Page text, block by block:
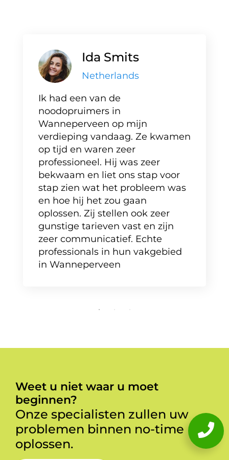
Ida Smits
Netherlands
Ik had een van de
noodopruimers in
Wanneperveen op mijn
verdieping vandaag. Ze kwamen
op tijd en waren zeer
professioneel. Hij was zeer
bekwaam en liet ons stap voor
stap zien wat het probleem was
en hoe hij het zou gaan
oplossen. Zij stellen ook zeer
gunstige tarieven vast en zijn
zeer communicatief. Echte
professionals in hun vakgebied
in Wanneperveen
Weet u niet waar u moet
beginnen?
Onze specialisten zullen uw
problemen binnen no-time
oplossen.